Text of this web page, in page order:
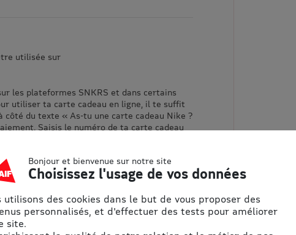
utilisée sur
les plateformes SNKRS et dans certains
utiliser ta carte cadeau en ligne, il te suffit
côté du texte « As-tu une carte cadeau Nike ?
Saisis le numéro de ta carte cadeau
clique sur « APPLIQUER ». Le montant de
déduit du total de ta commande. Consulte la
pour connaître la liste complète des
l'utilisation de cette carte. Recherche un
un magasin et clique sur « Voir le
les conditions d'admissibilité des cartes
« Services complémentaires ».
Bonjour et bienvenue sur notre site
Choisissez l'usage de vos données
utilisons des cookies dans le but de vous proposer des
personnalisés, et d'effectuer des tests pour améliorer
site.